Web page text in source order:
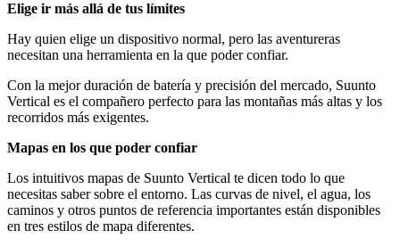
Elige ir más allá de tus límites
Hay quien elige un dispositivo normal, pero las aventureras
necesitan una herramienta en la que poder confiar.
Con la mejor duración de batería y precisión del mercado, Suunto
Vertical es el compañero perfecto para las montañas más altas y los
recorridos más exigentes.
Mapas en los que poder confiar
Los intuitivos mapas de Suunto Vertical te dicen todo lo que
necesitas saber sobre el entorno. Las curvas de nivel, el agua, los
caminos y otros puntos de referencia importantes están disponibles
en tres estilos de mapa diferentes.